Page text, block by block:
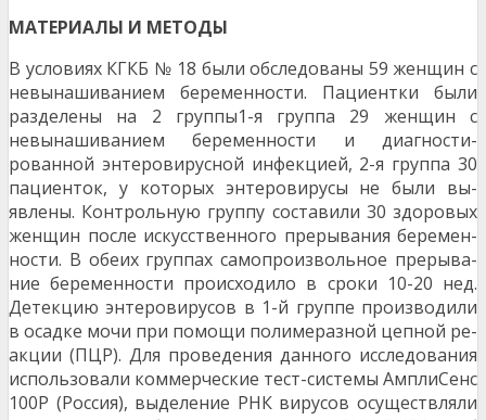
МАТЕРИАЛЫ И МЕТОДЫ
В условиях КГКБ № 18 были обследованы 59 жен­щин с
невынашиванием беременности. Пациентки были
разделены на 2 группы1-я группа 29 жен­щин с
невынашиванием беременности и диагности­
рованной энтеровирусной инфекцией, 2-я группа 30
пациенток, у которых энтеровирусы не были вы­
явлены. Контрольную группу составили 30 здоровых
женщин после искусственного прерывания беремен­
ности. В обеих группах самопроизвольное прерыва­
ние беременности происходило в сроки 10-20 нед.
Детекцию энтеровирусов в 1-й группе производили
в осадке мочи при помощи полимеразной цепной ре­
акции (ПЦР). Для проведения данного исследования
использовали коммерческие тест-системы АмплиСенс
100Р (Россия), выделение РНК вирусов осуще­ствляли